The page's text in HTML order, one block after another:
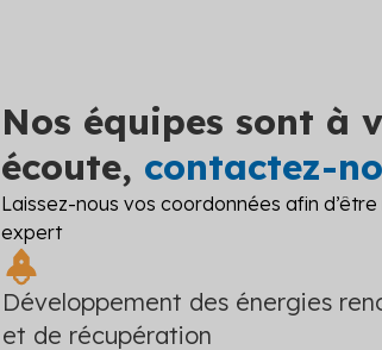
Nos équipes sont à
écoute, contactez-
Laissez-nous vos coordonnées afin
expert
Développement des énergies
et de récupération